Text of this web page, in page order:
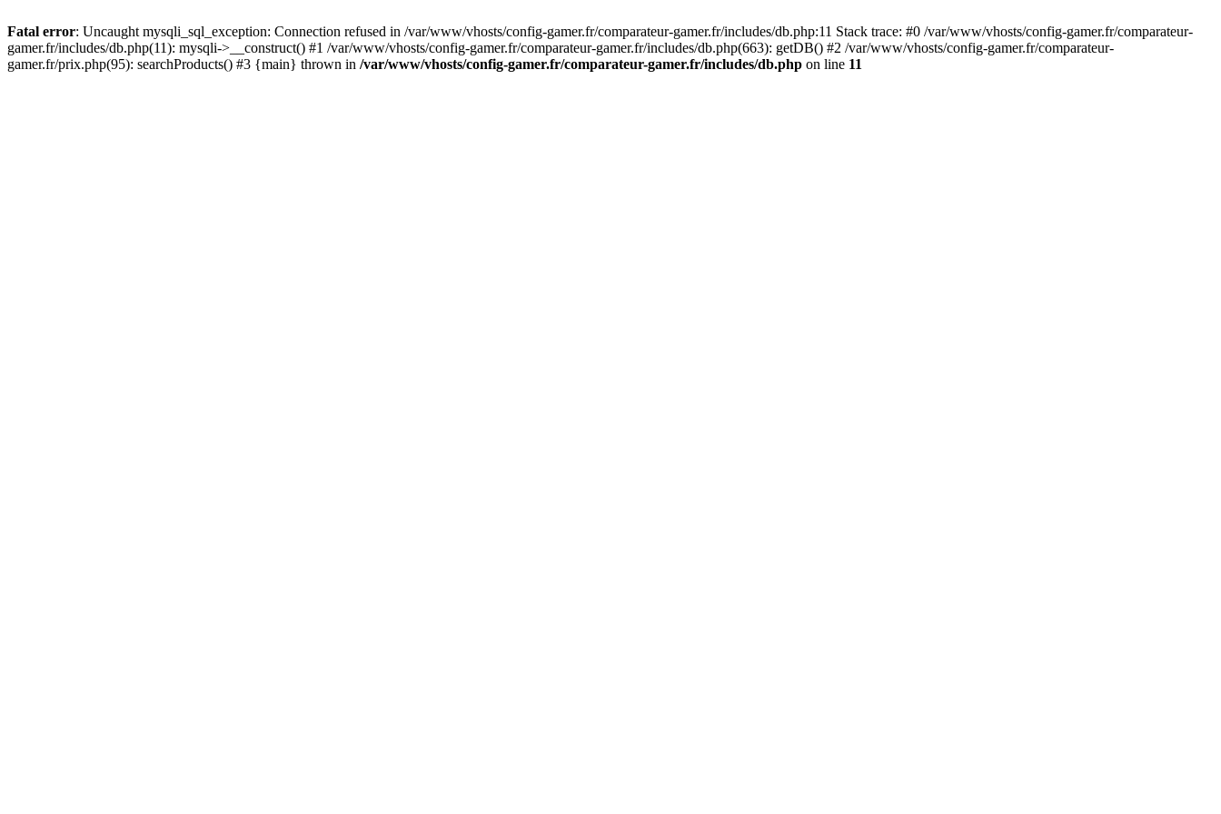
Fatal error: Uncaught mysqli_sql_exception: Connection refused in /var/www/vhosts/config-gamer.fr/comparateur-gamer.fr/includes/db.php:11 Stack trace: #0 /var/www/vhosts/config-gamer.fr/comparateur-
gamer.fr/includes/db.php(11): mysqli->__construct() #1 /var/www/vhosts/config-gamer.fr/comparateur-gamer.fr/includes/db.php(663): getDB() #2 /var/www/vhosts/config-gamer.fr/comparateur-
gamer.fr/prix.php(95): searchProducts() #3 {main} thrown in /var/www/vhosts/config-gamer.fr/comparateur-gamer.fr/includes/db.php on line 11